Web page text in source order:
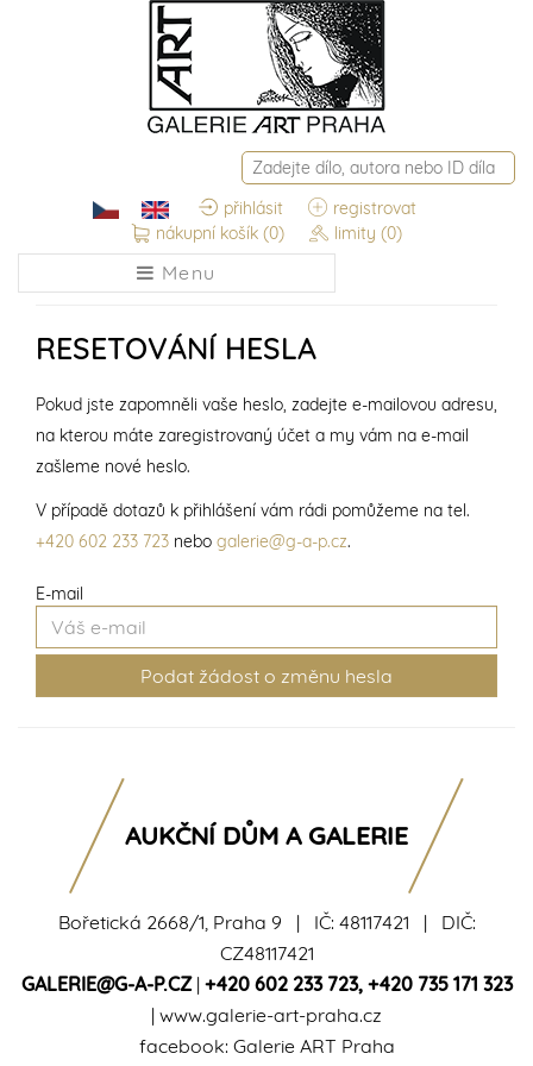
přihlásit
registrovat
nákupní košík (0) limity (0)
Menu
RESETOVÁNÍ HESLA
E-mail
Pokud jste zapomněli vaše heslo, zadejte e-mailovou adresu,
na kterou máte zaregistrovaný účet a my vám na e-mail
zašleme nové heslo.
V případě dotazů k přihlášení vám rádi pomůžeme na tel.
+420 602 233 723 nebo galerie@g-a-p.cz.
Bořetická 2668/1, Praha 9 | IČ: 48117421 | DIČ:
CZ48117421
GALERIE@G-A-P.CZ| +420 602 233 723, +420 735 171 323
| www.galerie-art-praha.cz
facebook: Galerie ART Praha
AUKČNÍ DŮM A GALERIE